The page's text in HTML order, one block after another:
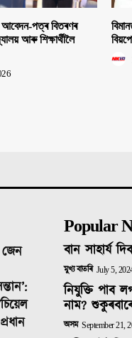
পত্ৰ বিতৰণৰ
আৰু শিক্ষাৰ্থীলৈ
জেন
Popular
বান সাহাৰ্য
মুখ্য বাতৰি July 5,
নিযুক্তি পাব
নাম?
অসম September 21,